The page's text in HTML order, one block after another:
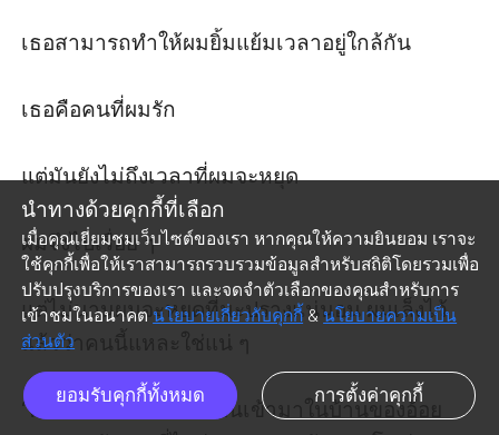
นำทางด้วยคุกกี้ที่เลือก
เมื่อคุณเยี่ยมชมเว็บไซต์ของเรา หากคุณให้ความยินยอม เราจะ
ใช้คุกกี้เพื่อให้เราสามารถรวบรวมข้อมูลสำหรับสถิติโดยรวมเพื่อ
ปรับปรุงบริการของเรา และจดจำตัวเลือกของคุณสำหรับการ
เข้าชมในอนาคต นโยบายเกี่ยวกับคุกกี้ & นโยบายความเป็น
ส่วนตัว
ยอมรับคุกกี้ทั้งหมด การตั้งค่าคุกกี้
เธอสามารถทำให้ผมยิ้มแย้มเวลาอยู่ใกล้กัน
เธอคือคนที่ผมรัก
แต่มันยังไม่ถึงเวลาที่ผมจะหยุด
ผมจึงไปเรื่อย ๆ
แต่ไม่นานผมจะหยุดที่มะปรางแน่นอน ผมเล็งไว้
แล้วว่าคนนี้แหละใช่แน่ ๆ
“คิดถึงมึงจังเลยเตี้ย” เดินเข้ามาในบ้านของอ้อย